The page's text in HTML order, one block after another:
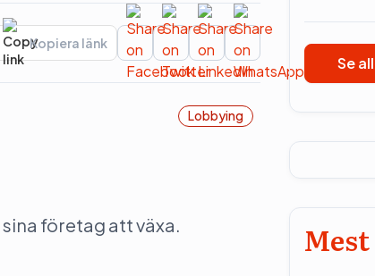
Kopiera länk
Lobbying
företag att växa.
Se